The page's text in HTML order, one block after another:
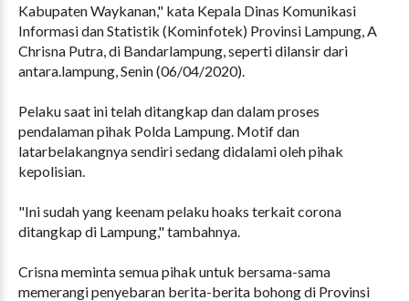
Kabupaten Waykanan," kata Kepala Dinas Komunikasi
Informasi dan Statistik (Kominfotek) Provinsi Lampung, A
Chrisna Putra, di Bandarlampung, seperti dilansir dari
antara.lampung, Senin (06/04/2020).
Pelaku saat ini telah ditangkap dan dalam proses
pendalaman pihak Polda Lampung. Motif dan
latarbelakangnya sendiri sedang didalami oleh pihak
kepolisian.
"Ini sudah yang keenam pelaku hoaks terkait corona
ditangkap di Lampung," tambahnya.
Crisna meminta semua pihak untuk bersama-sama
memerangi penyebaran berita-berita bohong di Provinsi